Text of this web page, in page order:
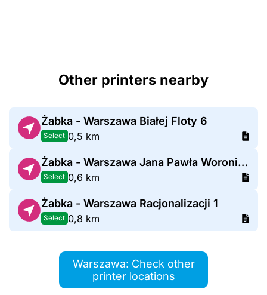
Other printers nearby
Żabka - Warszawa Białej Floty 6
Select 0,5 km
Żabka - Warszawa Jana Pawła Woronicza 31
Select 0,6 km
Żabka - Warszawa Racjonalizacji 1
Select 0,8 km
Warszawa: Check other
printer locations